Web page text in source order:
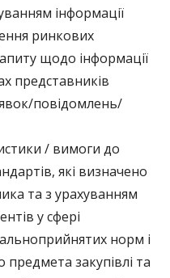
інформації
ринкових
щодо інформації
представників
повідомлень/
/ вимоги до
які визначено
та з урахуванням
у сфері
норм і
предмета закупівлі та